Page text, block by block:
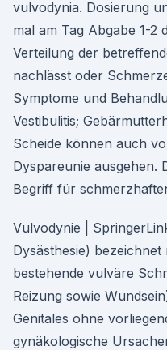
vulvodynia. Dosierung
mal am Tag Abgabe 1-2
Verteilung der
nachlässt oder
Symptome und
Vestibulitis;
Scheide können auch
Dyspareunie ausgehen.
Begriff für
Vulvodynie |
Dysästhesie)
bestehende vulväre
Reizung sowie
Genitales ohne
gynäkologische